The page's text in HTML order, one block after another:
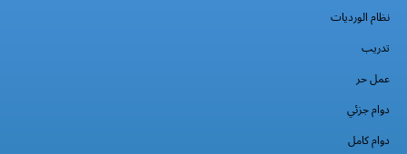
نظام الورديات
تدريب
عمل حر
دوام جزئي
دوام كامل